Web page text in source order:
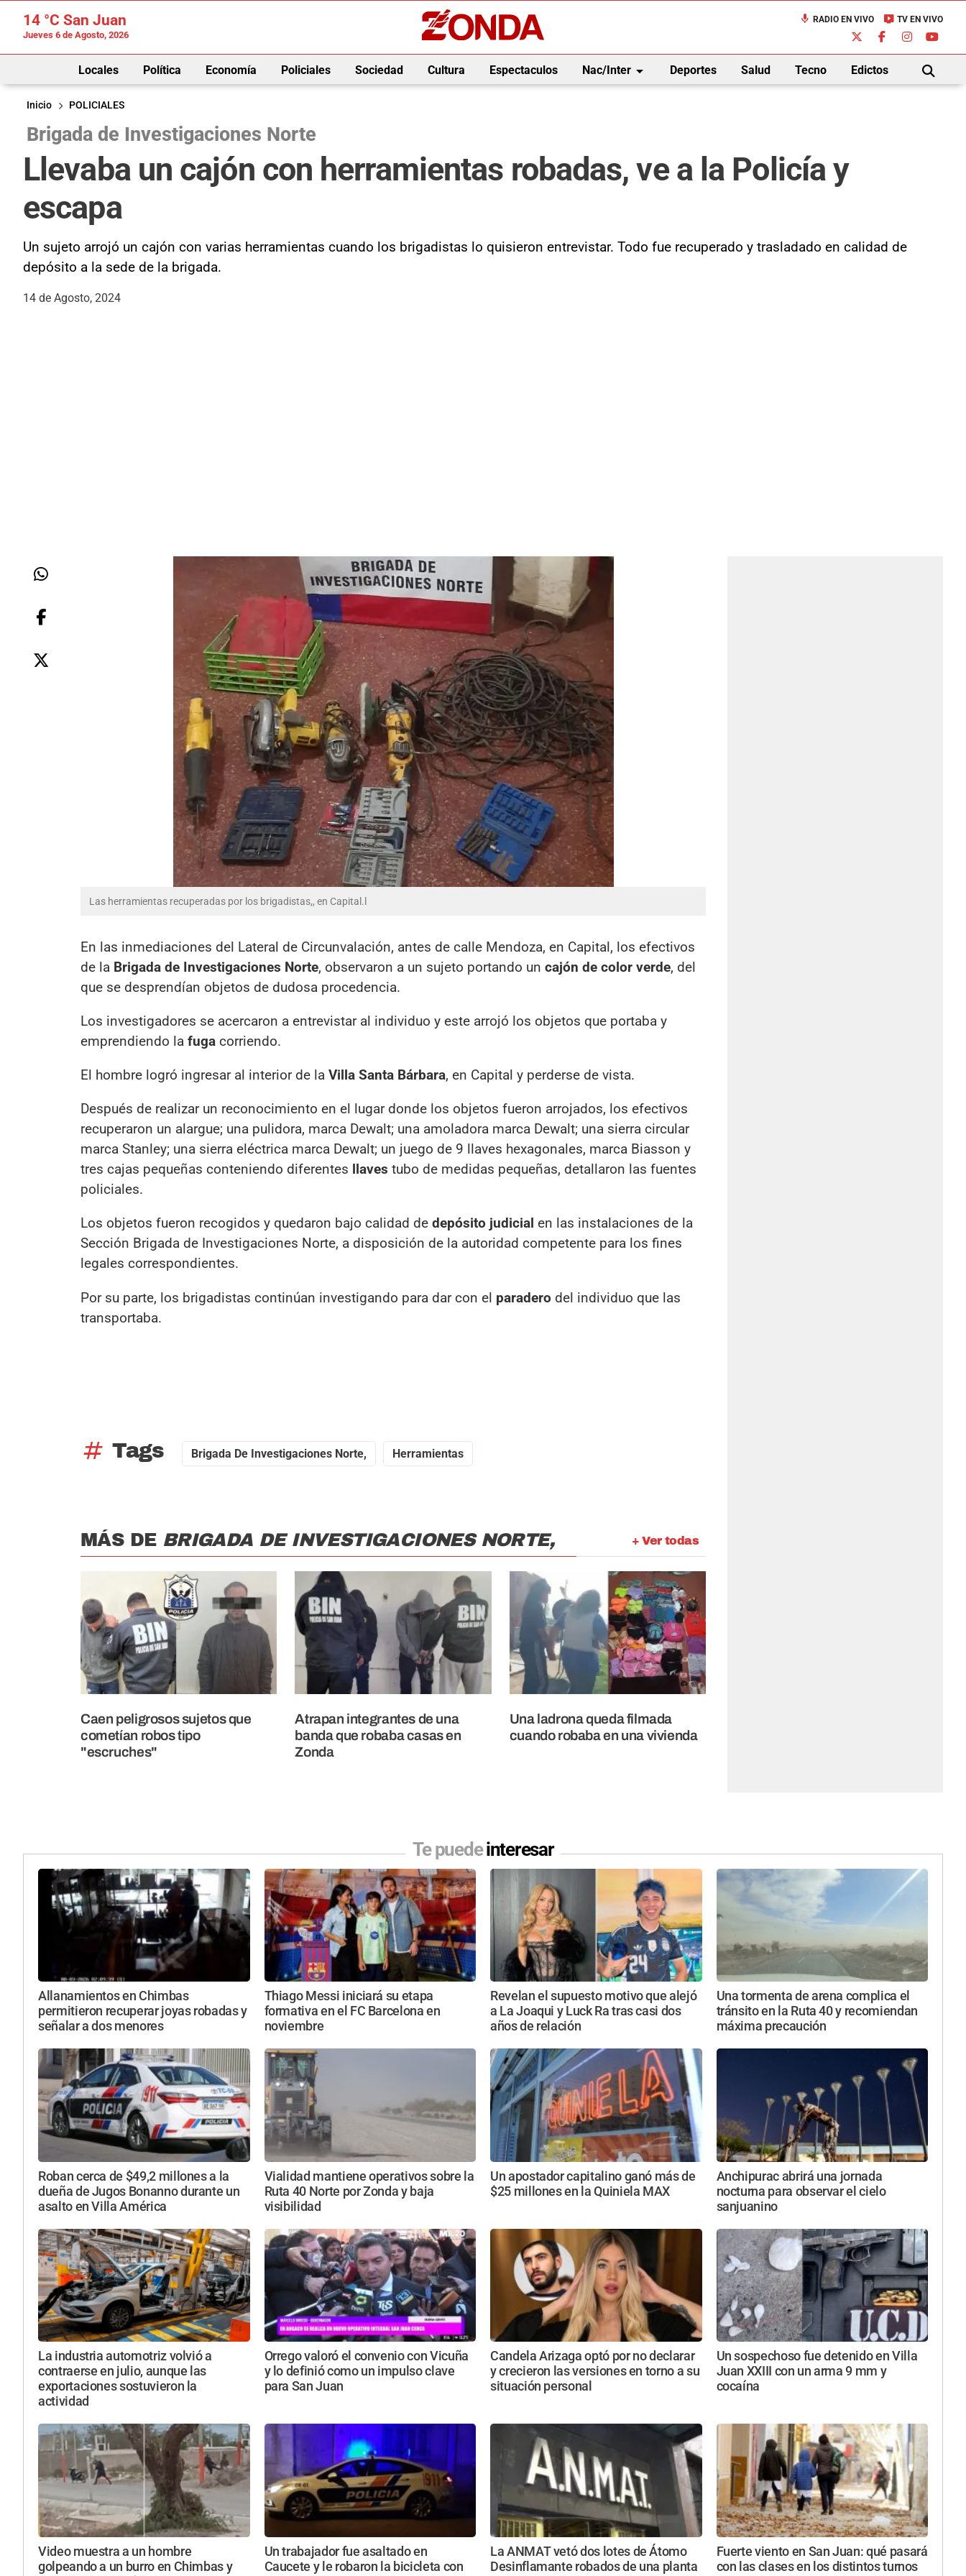
14 °C San Juan
Jueves 6 de Agosto, 2026
mic RADIO EN VIVO live_tv TV EN VIVO
Locales Política Economía Policiales Sociedad Cultura Espectaculos Nac/Interarrow_drop_down Deportes Salud Tecno Edictos
BUSCAR
Inicio
POLICIALES
Brigada de Investigaciones Norte
Llevaba un cajón con herramientas robadas, ve a la Policía y
escapa
Un sujeto arrojó un cajón con varias herramientas cuando los brigadistas lo quisieron entrevistar. Todo fue recuperado y trasladado en calidad de
depósito a la sede de la brigada.
14 de Agosto, 2024
Las herramientas recuperadas por los brigadistas,, en Capital.l
En las inmediaciones del Lateral de Circunvalación, antes de calle Mendoza, en Capital, los efectivos
de la Brigada de Investigaciones Norte, observaron a un sujeto portando un cajón de color verde, del
que se desprendían objetos de dudosa procedencia.
Los investigadores se acercaron a entrevistar al individuo y este arrojó los objetos que portaba y
emprendiendo la fuga corriendo.
El hombre logró ingresar al interior de la Villa Santa Bárbara, en Capital y perderse de vista.
Después de realizar un reconocimiento en el lugar donde los objetos fueron arrojados, los efectivos
recuperaron un alargue; una pulidora, marca Dewalt; una amoladora marca Dewalt; una sierra circular
marca Stanley; una sierra eléctrica marca Dewalt; un juego de 9 llaves hexagonales, marca Biasson y
tres cajas pequeñas conteniendo diferentes llaves tubo de medidas pequeñas, detallaron las fuentes
policiales.
Los objetos fueron recogidos y quedaron bajo calidad de depósito judicial en las instalaciones de la
Sección Brigada de Investigaciones Norte, a disposición de la autoridad competente para los fines
legales correspondientes.
Por su parte, los brigadistas continúan investigando para dar con el paradero del individuo que las
transportaba.
tag Tags Brigada De Investigaciones Norte, Herramientas
+ Ver todas
MÁS DE BRIGADA DE INVESTIGACIONES NORTE,
Caen peligrosos sujetos que
cometían robos tipo
"escruches"
Atrapan integrantes de una
banda que robaba casas en
Zonda
Una ladrona queda filmada
cuando robaba en una vivienda
Te puedeinteresar
Allanamientos en Chimbas
permitieron recuperar joyas robadas y
señalar a dos menores
Thiago Messi iniciará su etapa
formativa en el FC Barcelona en
noviembre
Revelan el supuesto motivo que alejó
a La Joaqui y Luck Ra tras casi dos
años de relación
Una tormenta de arena complica el
tránsito en la Ruta 40 y recomiendan
máxima precaución
Roban cerca de $49,2 millones a la
dueña de Jugos Bonanno durante un
asalto en Villa América
Vialidad mantiene operativos sobre la
Ruta 40 Norte por Zonda y baja
visibilidad
Un apostador capitalino ganó más de
$25 millones en la Quiniela MAX
Anchipurac abrirá una jornada
nocturna para observar el cielo
sanjuanino
La industria automotriz volvió a
contraerse en julio, aunque las
exportaciones sostuvieron la
actividad
Orrego valoró el convenio con Vicuña
y lo definió como un impulso clave
para San Juan
Candela Arizaga optó por no declarar
y crecieron las versiones en torno a su
situación personal
Un sospechoso fue detenido en Villa
Juan XXIII con un arma 9 mm y
cocaína
Video muestra a un hombre
golpeando a un burro en Chimbas y
Un trabajador fue asaltado en
Caucete y le robaron la bicicleta con
La ANMAT vetó dos lotes de Átomo
Desinflamante robados de una planta
Fuerte viento en San Juan: qué pasará
con las clases en los distintos turnos